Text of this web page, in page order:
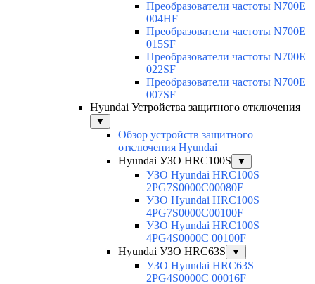
Преобразователи частоты N700E
004HF
Преобразователи частоты N700E
015SF
Преобразователи частоты N700E
022SF
Преобразователи частоты N700E
007SF
Hyundai Устройства защитного отключения
▼
Обзор устройств защитного
отключения Hyundai
Hyundai УЗО HRC100S
▼
УЗО Hyundai HRC100S
2PG7S0000C00080F
УЗО Hyundai HRC100S
4PG7S0000C00100F
УЗО Hyundai HRC100S
4PG4S0000C 00100F
Hyundai УЗО HRC63S
▼
УЗО Hyundai HRC63S
2PG4S0000C 00016F